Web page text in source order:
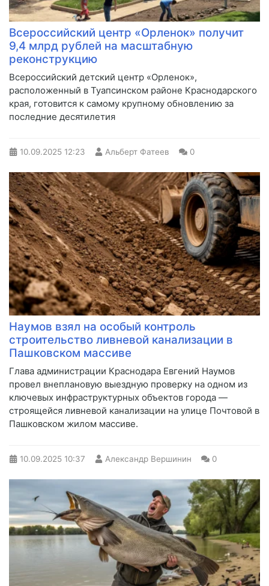
Всероссийский центр «Орленок» получит
9,4 млрд рублей на масштабную
реконструкцию
Всероссийский детский центр «Орленок»,
расположенный в Туапсинском районе Краснодарского
края, готовится к самому крупному обновлению за
последние десятилетия
10.09.2025 12:23 Альберт Фатеев 0
Наумов взял на особый контроль
строительство ливневой канализации в
Пашковском массиве
Глава администрации Краснодара Евгений Наумов
провел внеплановую выездную проверку на одном из
ключевых инфраструктурных объектов города —
строящейся ливневой канализации на улице Почтовой в
Пашковском жилом массиве.
10.09.2025 10:37 Александр Вершинин 0